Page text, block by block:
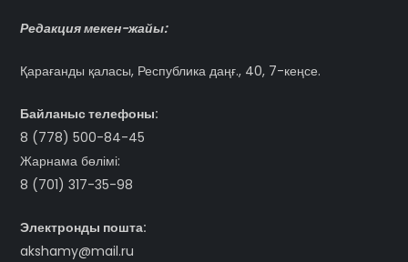
Редакция мекен-жайы:
Қарағанды қаласы, Республика даңғ., 40, 7-кеңсе.
Байланыс телефоны:
8 (778) 500-84-45
Жарнама бөлімі:
8 (701) 317-35-98
Электронды пошта:
akshamy@mail.ru